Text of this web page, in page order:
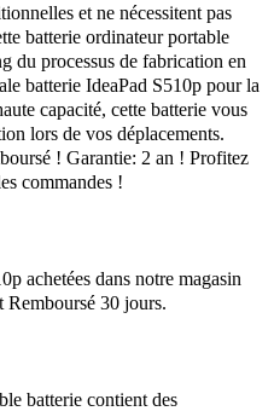
et ne nécessitent pas
batterie ordinateur portable
du processus de fabrication en
batterie IdeaPad S510p pour la
capacité, cette batterie vous
lors de vos déplacements.
! Garantie: 2 an ! Profitez
commandes !
achetées dans notre magasin
Remboursé 30 jours.
batterie contient des